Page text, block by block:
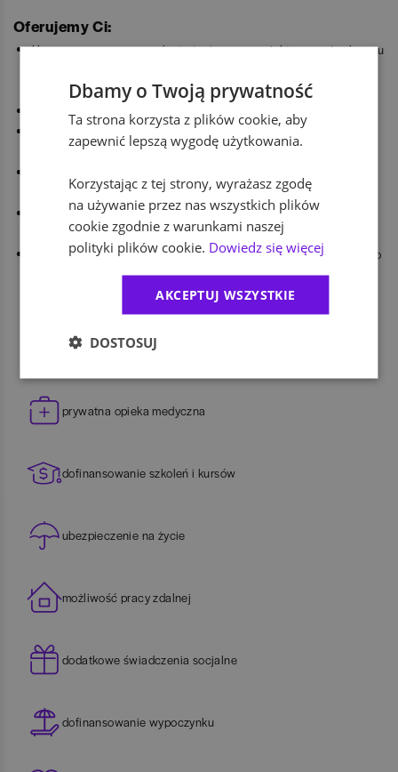
Oferujemy Ci:
Umowę o pracę w ramach strategicznego projektu rozwoju obszaru
perspektywą dalszej współpracy w strukturach banku.
Premię uzależnioną od wyników i zaangażowania.
Prywatną opiekę medyczną dla Ciebie i Twojej rodziny na
preferencyjnych warunkach.
warunkach.
System szkoleń i programów rozwojowych (technicznych i
certyfikacyjnych),
Stabilne środowisko, realny wpływ oraz wsparcie doświadczonego
dofinansowanie zajęć sportowych
prywatna opieka medyczna
dofinansowanie szkoleń i kursów
ubezpieczenie na życie
możliwość pracy zdalnej
dodatkowe świadczenia socjalne
dofinansowanie wypoczynku
Dbamy o Twoją prywatność
Ta strona korzysta z plików cookie, aby
zapewnić lepszą wygodę użytkowania.
Korzystając z tej strony, wyrażasz zgodę
na używanie przez nas wszystkich plików
cookie zgodnie z warunkami naszej
polityki plików cookie. Dowiedz się więcej
AKCEPTUJ WSZYSTKIE
DOSTOSUJ